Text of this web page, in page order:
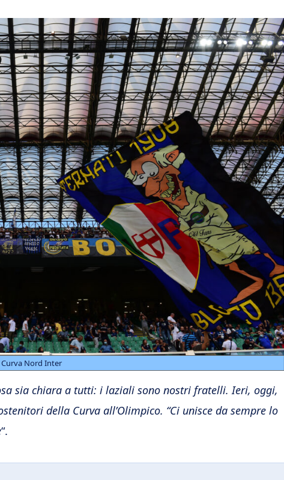
Curva Nord Inter
sia chiara a tutti: i laziali sono nostri fratelli. Ieri, oggi,
della Curva all’Olimpico. “Ci unisce da sempre lo
“.